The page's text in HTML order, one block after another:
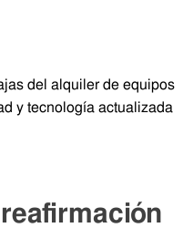
del alquiler de equipos
y tecnología actualizada